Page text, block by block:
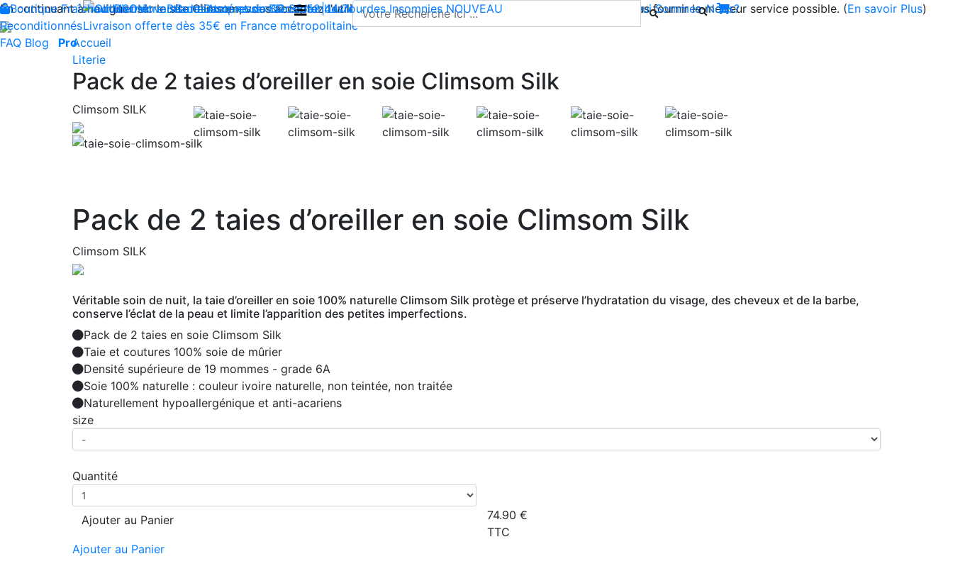
En continuant à naviguer sur le site Climsom, vous acceptez l'utilisation de cookies pour enregistrer votre panier et vous fournir le meilleur service possible. (En savoir Plus)
Produits innovants de Santé et de Bien-être | Livraison offerte dès 35€ en France métropolitaine
Livraison offerte dès 35€ en France métropolitaine
Contactez-nous : 02 85 52 44 74 -contact@climsom.com Qui Sommes-Nous?
Boutique Fraîcheur Bien-être Beauté Acupression Dos Jambes lourdes Insomnies NOUVEAU
Reconditionnés
FAQ Blog ProAccueil
Literie
Pack de 2 taies d’oreiller en soie Climsom Silk
Climsom SILK
Previous
Pack de 2 taies d’oreiller en soie Climsom Silk
Climsom SILK
Véritable soin de nuit, la taie d’oreiller en soie 100% naturelle Climsom Silk protège et préserve l’hydratation du visage, des cheveux et de la barbe,
conserve l’éclat de la peau et limite l’apparition des petites imperfections.
Pack de 2 taies en soie Climsom Silk
Taie et coutures 100% soie de mûrier
Densité supérieure de 19 mommes - grade 6A
Soie 100% naturelle : couleur ivoire naturelle, non teintée, non traitée
Naturellement hypoallergénique et anti-acariens
size
Quantité
Ajouter au Panier
Ajouter au Panier
74.90 €
TTC